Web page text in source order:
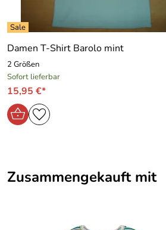
Damen T-Shirt Barolo mint
2 Größen
Sofort lieferbar
15,95 €*
Zusammengekauft mit